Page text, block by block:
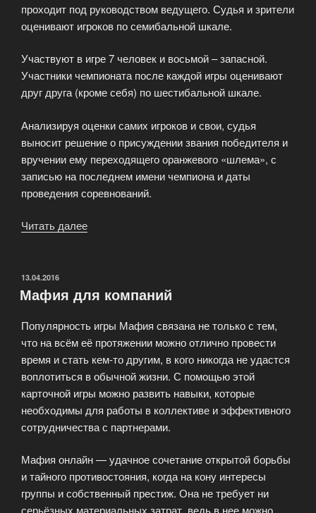
проходит под руководством ведущего. Судья и зрители
оценивают игроков по семибальной шкале.
Участвуют в игре 7 человек и восьмой – запасной.
Участники чемпионата после каждой игры оценивают
друг друга (кроме себя) по шестибальной шкале.
Анализируя оценки самих игроков и свои, судья
выносит решение о присуждении звания победителя и
вручении ему переходящего оранжевого «шлема», с
записью на последнем имени чемпиона и даты
проведения соревнований.
Читать далее
ОПУБЛИКОВАНО
13.04.2016
Мафия для компаний
Популярность игры Мафия связана не только с тем,
что на всём её протяжении можно отлично провести
время и стать кем-то другим, в кого никогда не удастся
воплотиться в обычной жизни. С помощью этой
карточной игры можно развить навыки, которые
необходимы для работы в коллективе и эффективного
сотрудничества с партнерами.
Мафия онлайн — удачное сочетание открытой борьбы
и тайного противостояния, когда на кону интересы
группы и собственный престиж. Она не требует ни
серьёзных материальных затрат, ведь в нее можно